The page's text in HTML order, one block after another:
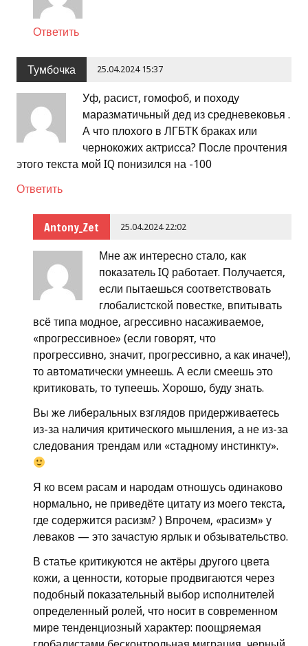
Ответить
Тумбочка 25.04.2024 15:37
Уф, расист, гомофоб, и походу
маразматичьный дед из средневековья .
А что плохого в ЛГБТК браках или
чернокожих актрисса? После прочтения
этого текста мой IQ понизился на -100
Ответить
Antony_Zet 25.04.2024 22:02
Мне аж интересно стало, как
показатель IQ работает. Получается,
если пытаешься соответствовать
глобалистской повестке, впитывать
всё типа модное, агрессивно насаживаемое,
«прогрессивное» (если говорят, что
прогрессивно, значит, прогрессивно, а как иначе!),
то автоматически умнеешь. А если смеешь это
критиковать, то тупеешь. Хорошо, буду знать.
Вы же либеральных взглядов придерживаетесь
из-за наличия критического мышления, а не из-за
следования трендам или «стадному инстинкту».
Я ко всем расам и народам отношусь одинаково
нормально, не приведёте цитату из моего текста,
где содержится расизм? ) Впрочем, «расизм» у
леваков — это зачастую ярлык и обзывательство.
В статье критикуются не актёры другого цвета
кожи, а ценности, которые продвигаются через
подобный показательный выбор исполнителей
определенный ролей, что носит в современном
мире тенденциозный характер: поощряемая